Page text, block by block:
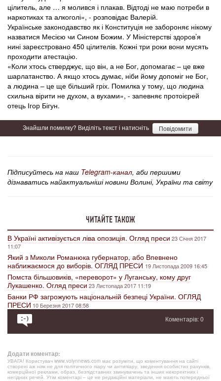
цілитель, але … я молився і плакав. Відтоді не маю потреби в
наркотиках та алкоголі», - розповідає Валерій.
Українське законодавство як і Конституція не забороняє нікому
назватися Месією чи Сином Божим. У Міністерстві здоров’я
нині зареєстровано 450 цілителів. Кожні три роки вони мусять
проходити атестацію.
«Коли хтось стверджує, що він, а не Бог, допомагає – це вже
шарлатанство. А якщо хтось думає, ніби йому допоміг не Бог,
а людина – це ще більший гріх. Помилка у тому, що людина
схильна вірити не духом, а вухами», - запевняє протоієрей
отець Ігор Бігун.
Знайшли помилку? Виділіть текст і натисніть Повідомити
Підписуйтесь на наш Telegram-канал, аби першими
дізнаватись найактуальніші новини Волині, України та світу
ЧИТАЙТЕ ТАКОЖ
В Україні активізується ліва опозиція. Огляд преси 23 Січня 2017
11:07
Який з Миколи Романюка губернатор, або Впевнено
наближаємося до виборів. ОГЛЯД ПРЕСИ19 Листопада 2009 16:45
Помста більшовиків, «переворот» у Луганську, кому друг
Лукашенко. Огляд преси23 Листопада 2017 11:19
Банки РФ загрожують національній безпеці України. ОГЛЯД
ПРЕСИ 10 Березня 2017 08:58
Коментарів: 0
Додати коментар:
УВАГА! Користувач www.volynnews.com має розуміти, що коментування на сайті
створені аж ніяк не для політичного піару чи антипіару, зведення особистих рахунків,
комерційної реклами, образ, безпідставних звинувачень та інших некоректних і
негідних речей. Утім коментарі – це не редакційні матеріали, не мають попередньої